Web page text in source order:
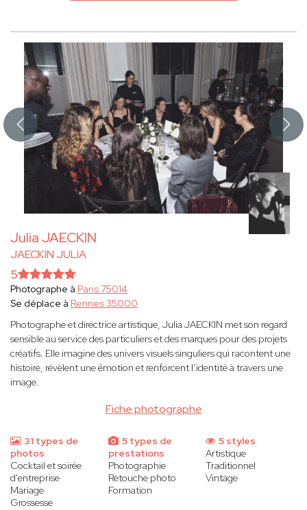
Julia JAECKIN
JAECKIN JULIA
Fiche photographe
5
Photographe à Paris 75014
Se déplace à Rennes 35000
Photographe et directrice artistique, Julia JAECKIN met son regard
sensible au service des particuliers et des marques pour des projets
créatifs. Elle imagine des univers visuels singuliers qui racontent une
histoire, révèlent une émotion et renforcent l’identité à travers une
image.
31 types de
photos
Cocktail et soirée
d'entreprise
Mariage
Grossesse
5 types de
prestations
Photographie
Retouche photo
Formation
5 styles
Artistique
Traditionnel
Vintage